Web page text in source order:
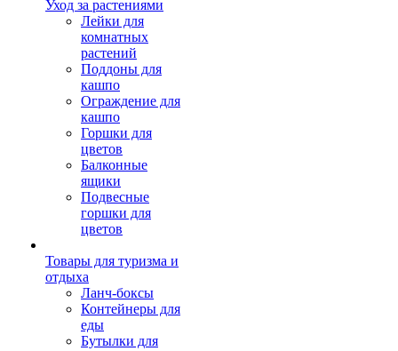
Уход за растениями
Лейки для
комнатных
растений
Поддоны для
кашпо
Ограждение для
кашпо
Горшки для
цветов
Балконные
ящики
Подвесные
горшки для
цветов
Товары для туризма и
отдыха
Ланч-боксы
Контейнеры для
еды
Бутылки для